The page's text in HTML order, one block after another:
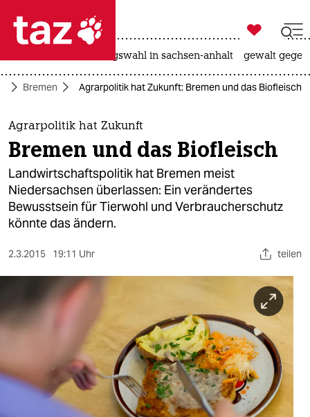
 taz zahl ich
taz zahl ich
themen
politik
öko
gesellschaft
kultur
sport
berlin
wahrheit
verlag

taz zahl ich
landtagswahl in sachsen-anhalt gewalt
Bremen Agrarpolitik hat Zukunft: Bremen und das Biofleisch
Agrarpolitik hat Zukunft
Bremen und das Biofleisch
Landwirtschaftspolitik hat Bremen meist
Niedersachsen überlassen: Ein verändertes
Bewusstsein für Tierwohl und Verbraucherschutz
könnte das ändern.
2.3.2015 19:11 Uhr teilen